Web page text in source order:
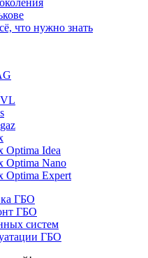
что нужно знать
ГБО
ГБО
систем
ГБО